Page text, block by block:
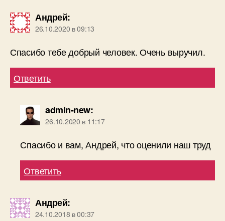
Андрей:
26.10.2020 в 09:13
Спасибо тебе добрый человек. Очень выручил.
Ответить
admin-new:
26.10.2020 в 11:17
Спасибо и вам, Андрей, что оценили наш труд
Ответить
Андрей:
24.10.2018 в 00:37